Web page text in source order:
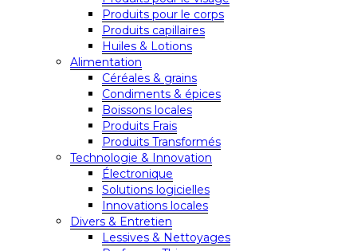
Produits pour le corps
Produits capillaires
Huiles & Lotions
Alimentation
Céréales & grains
Condiments & épices
Boissons locales
Produits Frais
Produits Transformés
Technologie & Innovation
Électronique
Solutions logicielles
Innovations locales
Divers & Entretien
Lessives & Nettoyages